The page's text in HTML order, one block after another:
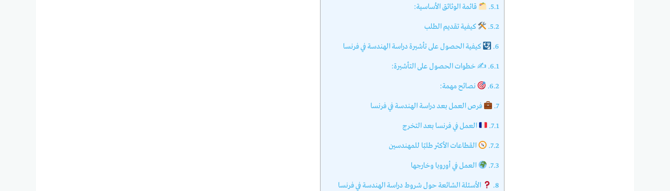
5.1.
قائمة الوثائق الأساسية:
5.2.
كيفية تقديم الطلب
6.
كيفية الحصول على تأشيرة دراسة الهندسة في فرنسا
6.1. ✍️ خطوات الحصول على التأشيرة:
6.2.
نصائح مهمة:
7.
فرص العمل بعد دراسة الهندسة في فرنسا
7.1.
العمل في فرنسا بعد التخرج
7.2.
القطاعات الأكثر طلبًا للمهندسين
7.3.
العمل في أوروبا وخارجها
8.
الأسئلة الشائعة حول شروط دراسة الهندسة في فرنسا